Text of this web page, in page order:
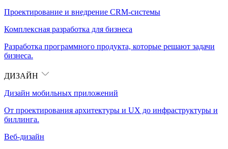
Проектирование и внедрение CRM-системы
Комплексная разработка для бизнеса
Разработка программного продукта, которые решают задачи
бизнеса.
ДИЗАЙН
Дизайн мобильных приложений
От проектирования архитектуры и UX до инфраструктуры и
биллинга.
Веб-дизайн